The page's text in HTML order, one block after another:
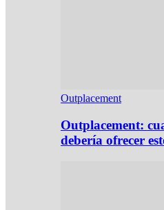
Outplacement
Outplacement:
debería ofrecer